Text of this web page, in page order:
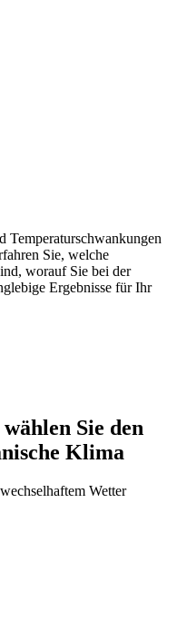
Temperaturschwankungen
Sie, welche
worauf Sie bei der
Ergebnisse für Ihr
Sie den
Klima
Wetter